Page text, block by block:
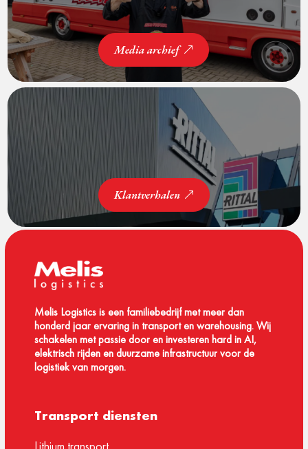
Media archief
Klantverhalen
Melis Logistics is een familiebedrijf met meer dan
honderd jaar ervaring in transport en warehousing. Wij
schakelen met passie door en investeren hard in AI,
elektrisch rijden en duurzame infrastructuur voor de
logistiek van morgen.
Transport diensten